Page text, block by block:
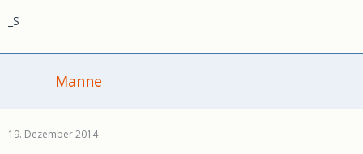
_S
Manne
19. Dezember 2014